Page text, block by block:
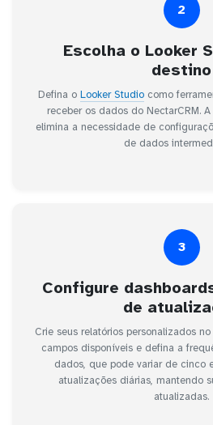
2
Escolha o Looker
destino
Defina o Looker Studiocomo
receber os dados do NectarCRM.
elimina a necessidade de
de dados
3
Configure
de
Crie seus relatórios personalizados
campos disponíveis e defina a
dados, que pode variar de cinco
atualizações diárias, mantendo
atualizadas.